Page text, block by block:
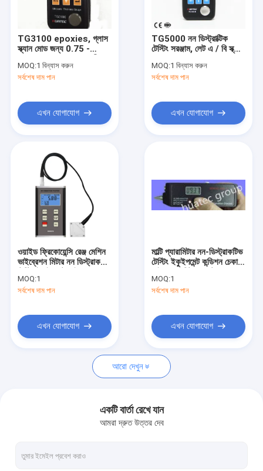
পণ্য
আমাদের সম্পর্কে
কারখানা ভ্রমণ
যোগাযোগ করুন
মামলা
অ ধ্বংসাত্মক পরীক্ষার সরঞ্জাম
এক্স-রে ফাটল আবিষ্কারক
এক্সরে পাইপলাইন ক্রলার
TG3100 epoxies, গ্লাস
স্ক্যান মোড জন্য 0.75 -
সরঞ্জাম
MOQ:1 বিন্যাস করুন
সর্বশেষ দাম পান
এখন যোগাযোগ
TG5000 নন ডিস্ট্রাক্টিক
টেস্টিং সরঞ্জাম, লেট এ / বি স্ক্যান
MOQ:1 বিন্যাস করুন
সর্বশেষ দাম পান
এখন যোগাযোগ
ওয়াইড ফ্রিকোয়েন্সি রেঞ্জ মেশিন
ভাইব্রেশন মিটার নন ডিস্ট্রাকটিভ
লেভেল মিটার HG6378
MOQ:1
সর্বশেষ দাম পান
এখন যোগাযোগ
মাল্টি প্যারামিটার নন-ডিস্ট্রাকটিভ
টেস্টিং ইকুইপমেন্ট কন্ডিশন চেকার
ভাইব্রেশন মিটার
MOQ:1
সর্বশেষ দাম পান
এখন যোগাযোগ
আরো দেখুন
একটি বার্তা রেখে যান
আমরা দ্রুত উত্তর দেব